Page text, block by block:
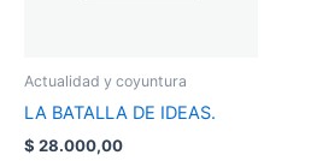
Actualidad y coyuntura
LA BATALLA DE IDEAS.
$ 28.000,00